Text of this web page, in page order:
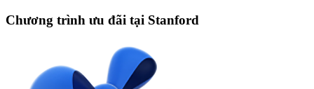
Chương trình ưu đãi tại Stanford